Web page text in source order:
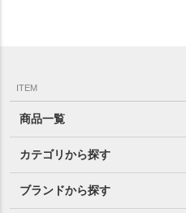
ITEM
商品一覧
カテゴリから探す
ブランドから探す